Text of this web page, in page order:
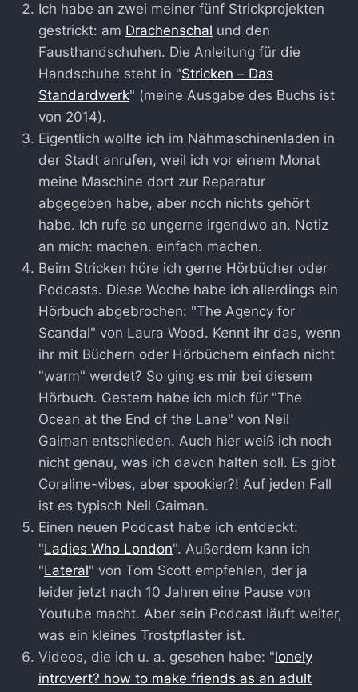
Ich habe an zwei meiner fünf Strickprojekten
gestrickt: am Drachenschal und den
Fausthandschuhen. Die Anleitung für die
Handschuhe steht in "Stricken – Das
Standardwerk" (meine Ausgabe des Buchs ist
von 2014).
Eigentlich wollte ich im Nähmaschinenladen in
der Stadt anrufen, weil ich vor einem Monat
meine Maschine dort zur Reparatur
abgegeben habe, aber noch nichts gehört
habe. Ich rufe so ungerne irgendwo an. Notiz
an mich: machen. einfach machen.
Beim Stricken höre ich gerne Hörbücher oder
Podcasts. Diese Woche habe ich allerdings ein
Hörbuch abgebrochen: "The Agency for
Scandal" von Laura Wood. Kennt ihr das, wenn
ihr mit Büchern oder Hörbüchern einfach nicht
"warm" werdet? So ging es mir bei diesem
Hörbuch. Gestern habe ich mich für "The
Ocean at the End of the Lane" von Neil
Gaiman entschieden. Auch hier weiß ich noch
nicht genau, was ich davon halten soll. Es gibt
Coraline-vibes, aber spookier?! Auf jeden Fall
ist es typisch Neil Gaiman.
Einen neuen Podcast habe ich entdeckt:
"Ladies Who London". Außerdem kann ich
"Lateral" von Tom Scott empfehlen, der ja
leider jetzt nach 10 Jahren eine Pause von
Youtube macht. Aber sein Podcast läuft weiter,
was ein kleines Trostpflaster ist.
Videos, die ich u. a. gesehen habe: "lonely
introvert? how to make friends as an adult